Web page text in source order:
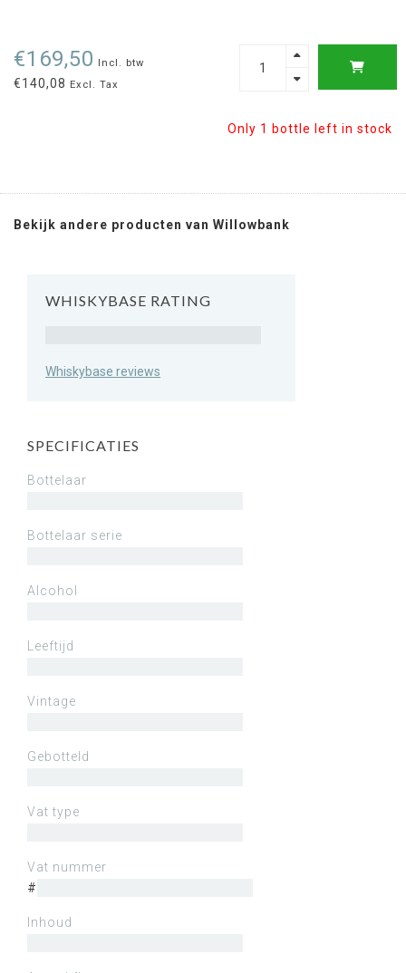
€169,50 Incl. btw
€140,08 Excl. Tax
Only 1 bottle left in stock
Bekijk andere producten van Willowbank
WHISKYBASE RATING
Whiskybase reviews
SPECIFICATIES
Bottelaar
Bottelaar serie
Alcohol
Leeftijd
Vintage
Gebotteld
Vat type
Vat nummer
#
Inhoud